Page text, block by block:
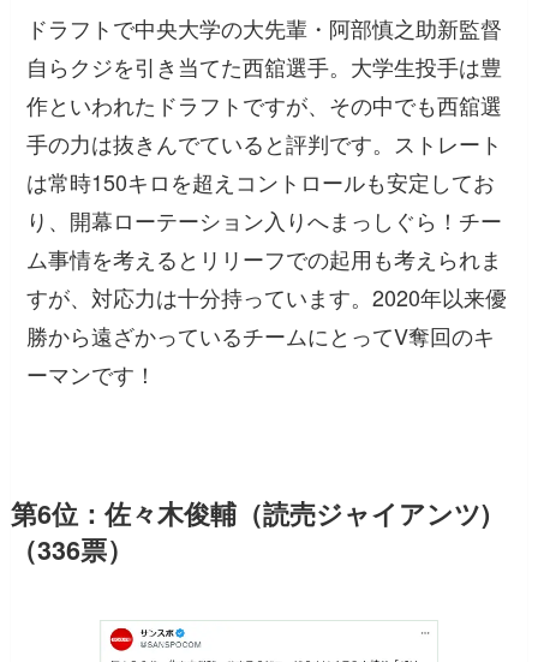
ドラフトで中央大学の大先輩・阿部慎之助新監督
自らクジを引き当てた西舘選手。大学生投手は豊
作といわれたドラフトですが、その中でも西舘選
手の力は抜きんでていると評判です。ストレート
は常時150キロを超えコントロールも安定してお
り、開幕ローテーション入りへまっしぐら！チー
ム事情を考えるとリリーフでの起用も考えられま
すが、対応力は十分持っています。2020年以来優
勝から遠ざかっているチームにとってV奪回のキ
ーマンです！
第6位：佐々木俊輔（読売ジャイアンツ)
（336票）